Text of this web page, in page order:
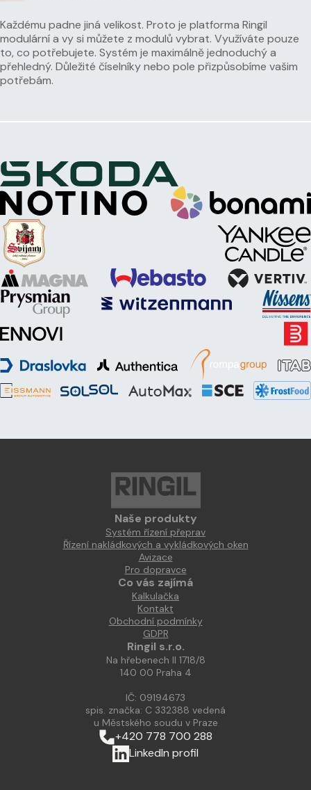
Každému padne jiná velikost. Proto je platforma Ringil
modulární a vy si můžete z modulů vybrat. Využíváte pouze
to, co potřebujete. Systém je maximálně jednoduchý a
přehledný. Důležité číselníky nebo pole přizpůsobíme vašim
potřebám.
Naše produkty
Systém řízení přeprav
Řízení nakládkových a vykládkových oken
Avizace
Pro dopravce
Co vás zajímá
Kalkulačka
Kontakt
Obchodní podmínky
GDPR
Ringil s.r.o.
Na hřebenech II 1718/8
140 00 Praha 4
IČ: 09194673
spis. značka: C 332388 vedená
u Městského soudu v Praze
+420 778 700 288
LinkedIn profil